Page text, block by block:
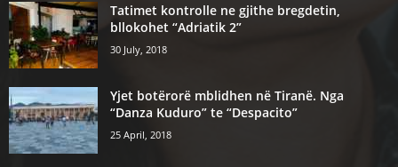
Tatimet kontrolle ne gjithe bregdetin,
bllokohet “Adriatik 2”
30 July, 2018
Yjet botërorë mblidhen në Tiranë. Nga
“Danza Kuduro” te “Despacito”
25 April, 2018